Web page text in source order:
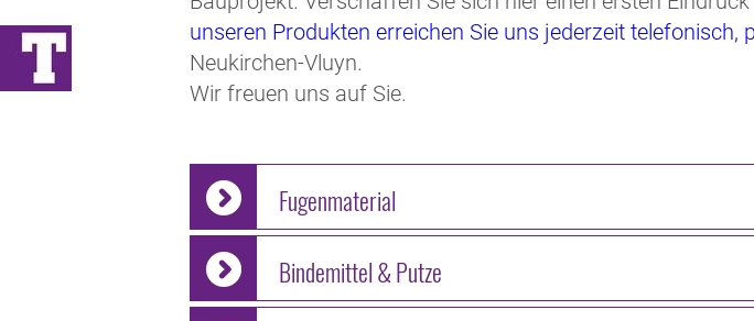
unseren Produkten erreichen Sie uns jederzeit telefonisch,
Neukirchen-Vluyn.
Wir freuen uns auf Sie.
Fugenmaterial
Bindemittel & Putze